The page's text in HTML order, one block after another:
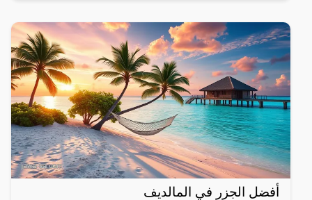
أفضل الجزر في المالديف